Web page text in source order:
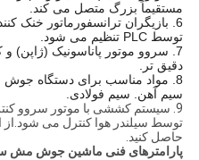
مستقیماً بزرگ متصل می کند.
6. بازیگران ترانسفورماتور خنک
توسط PLC تنظیم می شود.
7. سروو موتور پاناسونیک (ژاپن)
دقیق تر.
8. مواد مناسب برای دستگاه
سیم آهن. سیم فولادی.
9. سیستم کششی با موتور سروو
توسط سیلندر هوا کنترل می
حاصل کنید.
پارامترهای فنی ماشین جوش مش